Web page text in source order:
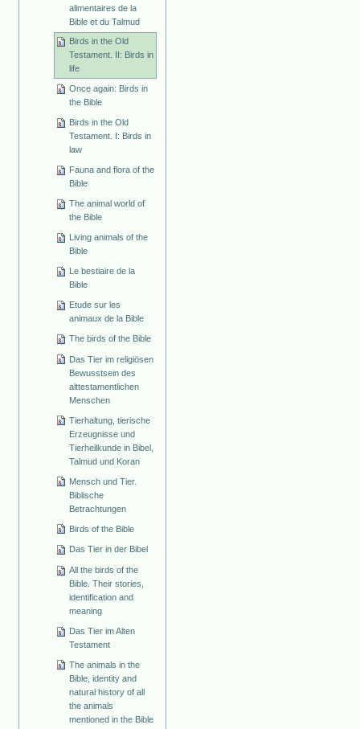
alimentaires de la
Bible et du Talmud
Birds in the Old
Testament. II: Birds in
life
Once again: Birds in
the Bible
Birds in the Old
Testament. I: Birds in
law
Fauna and flora of the
Bible
The animal world of
the Bible
Living animals of the
Bible
Le bestiaire de la
Bible
Etude sur les
animaux de la Bible
The birds of the Bible
Das Tier im religiösen
Bewusstsein des
alttestamentlichen
Menschen
Tierhaltung, tierische
Erzeugnisse und
Tierheilkunde in Bibel,
Talmud und Koran
Mensch und Tier.
Biblische
Betrachtungen
Birds of the Bible
Das Tier in der Bibel
All the birds of the
Bible. Their stories,
identification and
meaning
Das Tier im Alten
Testament
The animals in the
Bible, identity and
natural history of all
the animals
mentioned in the Bible